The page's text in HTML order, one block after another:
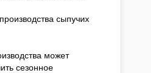
сыпучих
может
сезонное